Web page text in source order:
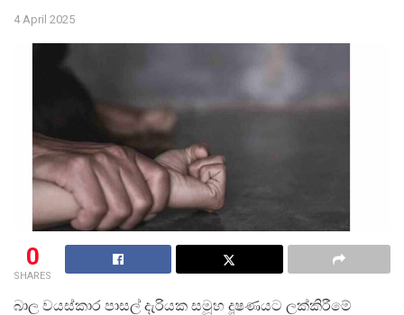
4 April 2025
0
SHARES
බාල වයස්කාර පාසල් දැරියක සමූහ දූෂණයට ලක්කිරීමේ